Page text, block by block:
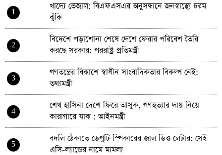
1
খাদ্যে ভেজাল: বিএফএসএর অনুসন্ধানে জনস্বাস্থ্যে চরম
ঝুঁকি
2
বিদেশে পড়াশোনা শেষে দেশে ফেরার পরিবেশ তৈরি
করছে সরকার: পররাষ্ট্র প্রতিমন্ত্রী
3
গণতন্ত্রের বিকাশে স্বাধীন সাংবাদিকতার বিকল্প নেই:
তথ্যমন্ত্রী
4
শেখ হাসিনা দেশে ফিরে আসুক, গণহত্যার দায় নিয়ে
কারাগারে যাক : আইনমন্ত্রী
5
বদলি ঠেকাতে ডেপুটি স্পিকারের জাল ডিও লেটার: সেই
এসি-ল্যান্ডের নামে মামলা